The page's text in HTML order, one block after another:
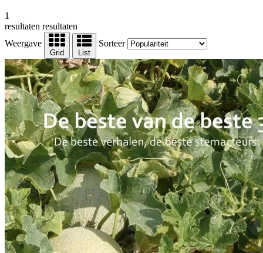
1
resultaten resultaten
Weergave
Grid List
Sorteer